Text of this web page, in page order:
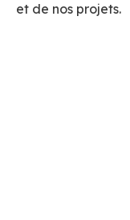
et de nos projets.